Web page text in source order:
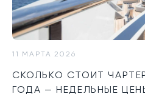
11 МАРТА 2026
СКОЛЬКО СТОИТ
ГОДА — НЕДЕЛЬНЫЕ